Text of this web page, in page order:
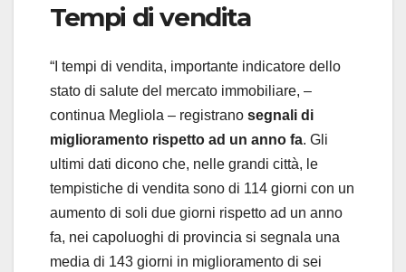
Tempi di vendita
“I tempi di vendita, importante indicatore dello
stato di salute del mercato immobiliare, –
continua Megliola – registrano segnali di
miglioramento rispetto ad un anno fa. Gli
ultimi dati dicono che, nelle grandi città, le
tempistiche di vendita sono di 114 giorni con un
aumento di soli due giorni rispetto ad un anno
fa, nei capoluoghi di provincia si segnala una
media di 143 giorni in miglioramento di sei